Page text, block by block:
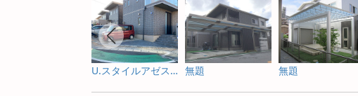
U.スタイルアゼスト プレミアムタイプ 無題 無題